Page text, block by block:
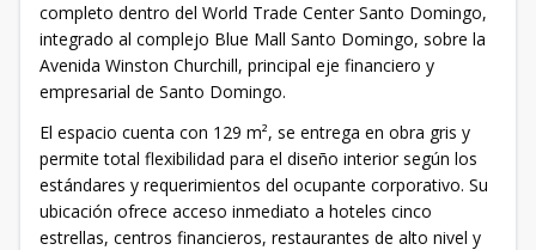
completo dentro del World Trade Center Santo Domingo,
integrado al complejo Blue Mall Santo Domingo, sobre la
Avenida Winston Churchill, principal eje financiero y
empresarial de Santo Domingo.
El espacio cuenta con 129 m², se entrega en obra gris y
permite total flexibilidad para el diseño interior según los
estándares y requerimientos del ocupante corporativo. Su
ubicación ofrece acceso inmediato a hoteles cinco
estrellas, centros financieros, restaurantes de alto nivel y